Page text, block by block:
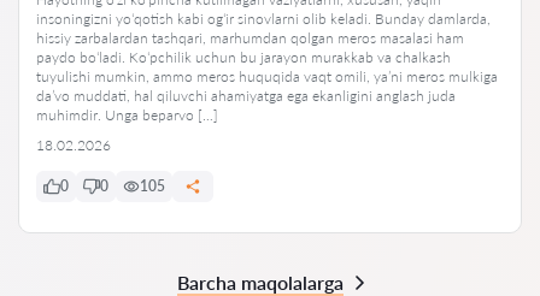
insoningizni yoʻqotish kabi ogʻir sinovlarni olib keladi. Bunday damlarda,
hissiy zarbalardan tashqari, marhumdan qolgan meros masalasi ham
paydo boʻladi. Koʻpchilik uchun bu jarayon murakkab va chalkash
tuyulishi mumkin, ammo meros huquqida vaqt omili, yaʼni meros mulkiga
da’vo muddati, hal qiluvchi ahamiyatga ega ekanligini anglash juda
muhimdir. Unga beparvo […]
18.02.2026
0 0 105
Barcha maqolalarga